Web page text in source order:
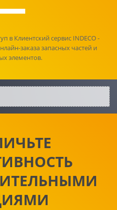
в Клиентский сервис INDECO -
заказа запасных частей и
элементов.